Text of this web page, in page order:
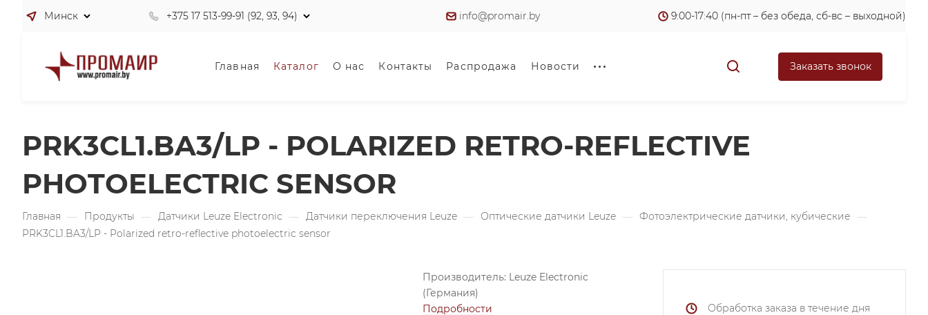
Минск +375 17 513-99-91 (92, 93, 94) info@promair.by 9:00-17:40 (пн-пт – без обеда, сб-вс – выходной)
Главная Каталог О нас Контакты Распродажа Новости Заказать звонок
PRK3CL1.BA3/LP - POLARIZED RETRO-REFLECTIVE
PHOTOELECTRIC SENSOR
Главная — Продукты — Датчики Leuze Electronic — Датчики переключения Leuze — Оптические датчики Leuze — Фотоэлектрические датчики, кубические —
PRK3CL1.BA3/LP - Polarized retro-reflective photoelectric sensor
Обработка заказа в течение дня
Производитель: Leuze Electronic
(Германия)
Подробности